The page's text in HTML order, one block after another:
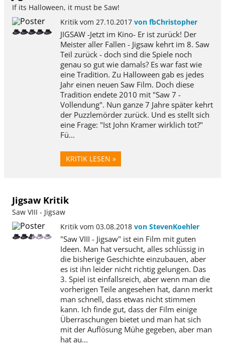
If its Halloween, it must be Saw!
Kritik vom 27.10.2017 von fbChristopher
JIGSAW -Jetzt im Kino- Er ist zurück! Der
Meister aller Fallen - Jigsaw kehrt im 8. Saw
Teil zurück - doch sind die Spiele noch
genau so gut wie damals? Es war fast wie
eine Tradition. Zu Halloween gab es jedes
Jahr einen neuen Saw Film. Doch diese
Tradition endete 2010 mit "Saw 7 -
Vollendung". Nun ganze 7 Jahre später kehrt
der Puzzlemörder zurück. Und es stellt sich
eine Frage: "Ist John Kramer wirklich tot?"
Fü...
KRITIK LESEN »
Jigsaw Kritik
Saw VIII - Jigsaw
Kritik vom 03.08.2018 von StevenKoehler
"Saw VIII - Jigsaw" ist ein Film mit guten
Ideen. Man hat versucht, alles schlüssig in
die bisherige Geschichte einzubauen, aber
es ist ihn leider nicht richtig gelungen. Das
3. Spiel ist einfallsreich, aber wenn man die
vorherigen Teile angesehen hat, dann merkt
man schnell, dass etwas nicht stimmen
kann. Ich finde gut, dass der Film einige
Überraschungen bietet und man hat sich
mit der Auflösung Mühe gegeben, aber man
hat au...